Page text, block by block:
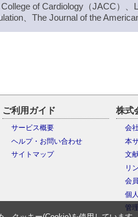
of Cardiology（JACC）
、The Journal of the
ご利用ガイド
サービス概要
ヘルプ・お問い合わせ
サイトマップ
株式
会
本
文
リ
会
個
管